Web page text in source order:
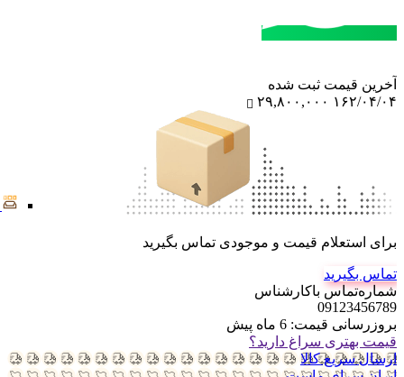
آخرین‌ قیمت ثبت‌ شده
۱۶۲/۰۴/۰۴ ۲۹,۸۰۰,۰۰۰
برای استعلام قیمت و موجودی تماس بگیرید
تماس بگیرید
شماره‌تماس‌ با‌کارشناس
09123456789
بروزرسانی قیمت: 6 ماه پیش
قیمت بهتری سراغ دارید؟
ارسال سریع کالا